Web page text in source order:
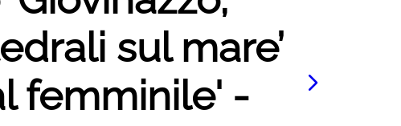
sul mare’
femminile' -